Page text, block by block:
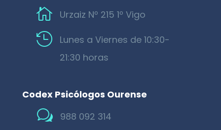
 Urzaiz Nº 215 1º Vigo

Lunes a Viernes de 10:30-
21:30 horas
Codex Psicólogos Ourense
w 988 092 314